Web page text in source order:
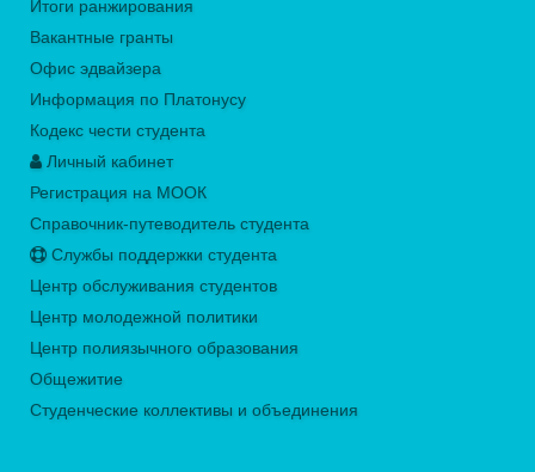
Итоги ранжирования
Вакантные гранты
Офис эдвайзера
Информация по Платонусу
Кодекс чести студента
Личный кабинет
Регистрация на МООК
Справочник-путеводитель студента
Службы поддержки студента
Центр обслуживания студентов
Центр молодежной политики
Центр полиязычного образования
Общежитие
Студенческие коллективы и объединения